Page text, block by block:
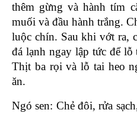
thêm gừng và hành tím
muối và đầu hành trắng.
luộc chín. Sau khi vớt ra,
đá lạnh ngay lập tức để
Thịt ba rọi và lỗ tai heo
ăn.
Ngó sen: Chẻ đôi, rửa